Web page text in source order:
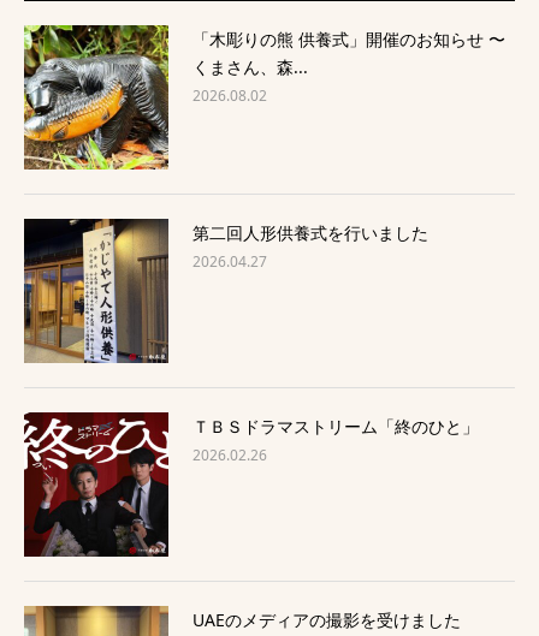
「木彫りの熊 供養式」開催のお知らせ 〜
くまさん、森...
2026.08.02
第二回人形供養式を行いました
2026.04.27
ＴＢＳドラマストリーム「終のひと」
2026.02.26
UAEのメディアの撮影を受けました